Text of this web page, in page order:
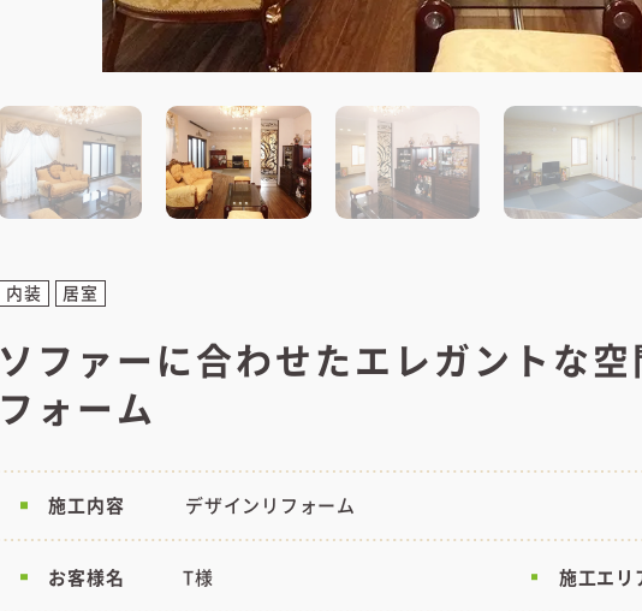
内装 居室
ソファーに合わせたエレガントな
フォーム
施工内容 デザインリフォーム
お客様名 T様 施工エリ